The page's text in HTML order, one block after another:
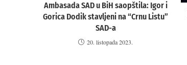
Ambasada SAD u BiH saopštila: Igor i
Gorica Dodik stavljeni na “Crnu Listu”
SAD-a
20. listopada 2023.